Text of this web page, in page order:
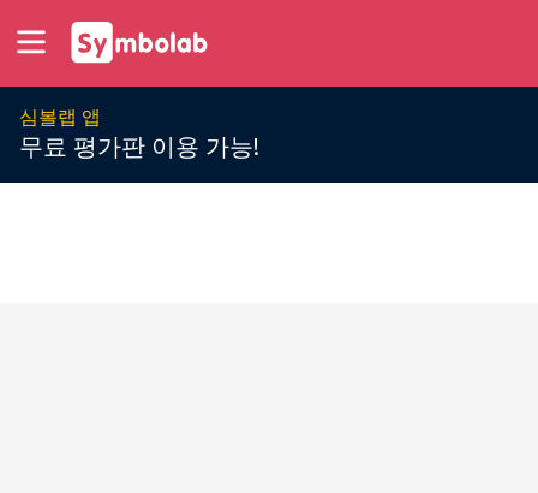
심볼랩 앱
무료 평가판 이용 가능!